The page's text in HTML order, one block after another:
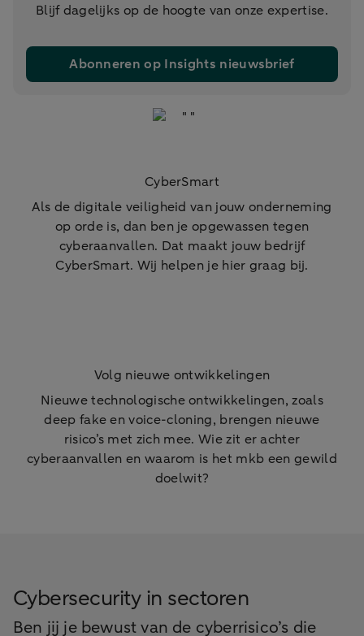
Blijf dagelijks op de hoogte van onze expertise.
Abonneren op Insights nieuwsbrief
CyberSmart
Als de digitale veiligheid van jouw onderneming
op orde is, dan ben je opgewassen tegen
cyberaanvallen. Dat maakt jouw bedrijf
CyberSmart. Wij helpen je hier graag bij.
Volg nieuwe ontwikkelingen
Nieuwe technologische ontwikkelingen, zoals
deep fake en voice-cloning, brengen nieuwe
risico’s met zich mee. Wie zit er achter
cyberaanvallen en waarom is het mkb een gewild
doelwit?
Cybersecurity in sectoren
Ben jij je bewust van de cyberrisico’s die